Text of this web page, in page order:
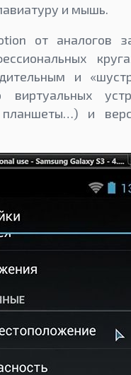
и мышь.
от аналогов
и
виртуальных
и